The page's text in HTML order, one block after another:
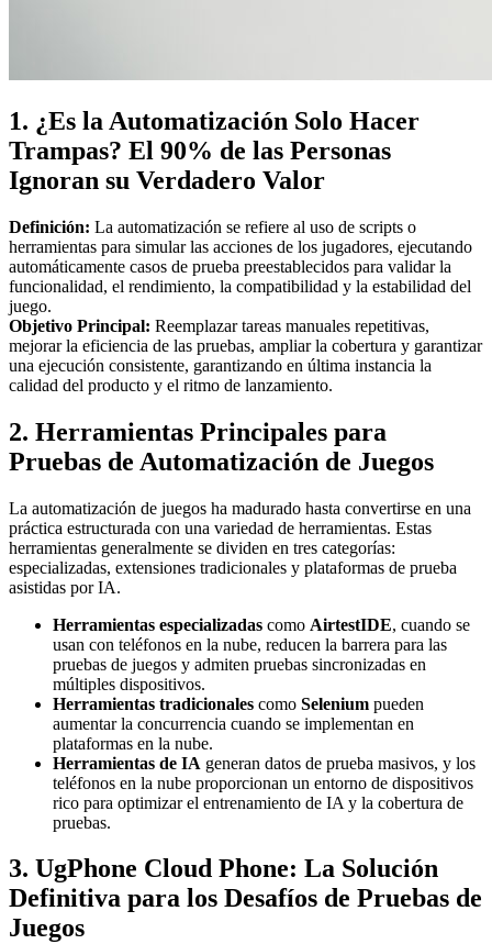
1. ¿Es la Automatización Solo Hacer
Trampas? El 90% de las Personas
Ignoran su Verdadero Valor
Definición: La automatización se refiere al uso de scripts o
herramientas para simular las acciones de los jugadores, ejecutando
automáticamente casos de prueba preestablecidos para validar la
funcionalidad, el rendimiento, la compatibilidad y la estabilidad del
juego.
Objetivo Principal: Reemplazar tareas manuales repetitivas,
mejorar la eficiencia de las pruebas, ampliar la cobertura y garantizar
una ejecución consistente, garantizando en última instancia la
calidad del producto y el ritmo de lanzamiento.
2. Herramientas Principales para
Pruebas de Automatización de Juegos
La automatización de juegos ha madurado hasta convertirse en una
práctica estructurada con una variedad de herramientas. Estas
herramientas generalmente se dividen en tres categorías:
especializadas, extensiones tradicionales y plataformas de prueba
asistidas por IA.
Herramientas especializadas como AirtestIDE, cuando se
usan con teléfonos en la nube, reducen la barrera para las
pruebas de juegos y admiten pruebas sincronizadas en
múltiples dispositivos.
Herramientas tradicionales como Selenium pueden
aumentar la concurrencia cuando se implementan en
plataformas en la nube.
Herramientas de IA generan datos de prueba masivos, y los
teléfonos en la nube proporcionan un entorno de dispositivos
rico para optimizar el entrenamiento de IA y la cobertura de
pruebas.
3. UgPhone Cloud Phone: La Solución
Definitiva para los Desafíos de Pruebas de
Juegos